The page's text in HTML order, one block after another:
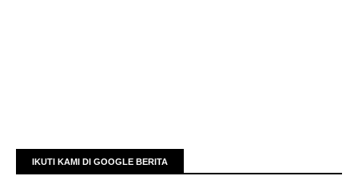
IKUTI KAMI DI GOOGLE BERITA